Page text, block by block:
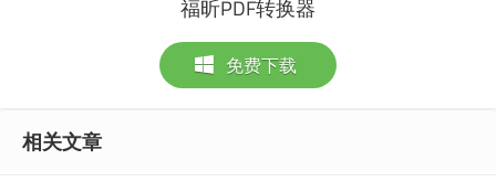
福昕PDF转换器
免费下载
相关文章